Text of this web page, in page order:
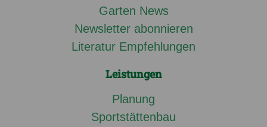
Garten News
Newsletter abonnieren
Literatur Empfehlungen
Leistungen
Planung
Sportstättenbau